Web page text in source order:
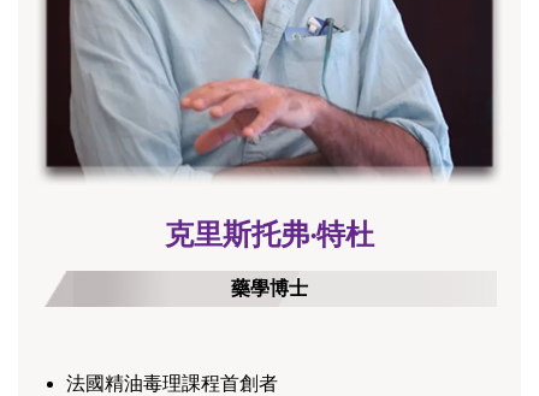
克里斯托弗‧特杜
藥學博士
法國精油毒理課程首創者